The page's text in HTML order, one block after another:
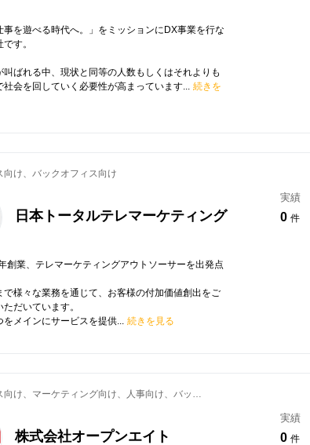
事を遊べる時代へ。」をミッションにDX事業を行な
す。
叫ばれる中、現状と同等の人数もしくはそれよりも
社会を回していく必要性が高まっています... 続きを
向け、バックオフィス向け
日本トータルテレマーケティング
実績
0 件
創業、テレマーケティングアウトソーサーを出発点
で様々な業務を通じて、お客様の付加価値創出をご
だいています。
をメインにサービスを提供... 続きを見る
向け、マーケティング向け、人事向け、バック
株式会社オープンエイト
実績
0 件